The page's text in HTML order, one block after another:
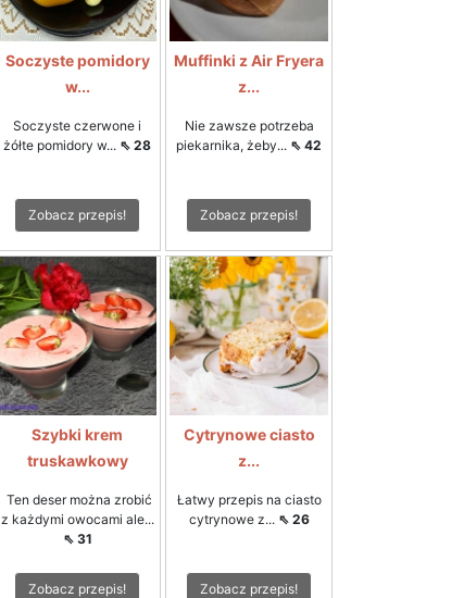
Soczyste pomidory
w...
Soczyste czerwone i
żółte pomidory w... ⇖ 28
Zobacz przepis!
Muffinki z Air Fryera
z...
Nie zawsze potrzeba
piekarnika, żeby... ⇖ 42
Zobacz przepis!
Szybki krem
truskawkowy
Ten deser można zrobić
z każdymi owocami ale...
⇖ 31
Zobacz przepis!
Cytrynowe ciasto
z...
Łatwy przepis na ciasto
cytrynowe z... ⇖ 26
Zobacz przepis!